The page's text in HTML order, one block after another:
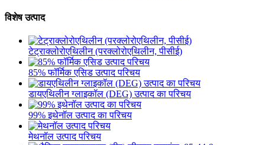
विशेष उत्पाद
टेट्राक्लोरोएथिलीन (परक्लोरोएथिलीन, पीसीई)
85% फॉर्मिक एसिड उत्पाद परिचय
डायएथिलीन ग्लाइकॉल (DEG) उत्पाद का परिचय
99% इथेनॉल उत्पाद का परिचय
मेथनॉल उत्पाद परिचय